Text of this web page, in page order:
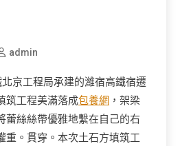
admin
京工程局承建的濰宿高鐵宿遷
筑工程美滿落成包養網 ，架梁
蕾絲絲帶優雅地繫在自己的右
重。貫穿。本次土石方填筑工